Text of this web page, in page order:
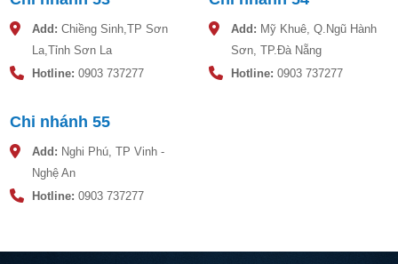
Add: Chiềng Sinh,TP Sơn
La,Tỉnh Sơn La
Hotline: 0903 737277
Add: Mỹ Khuê, Q.Ngũ Hành
Sơn, TP.Đà Nẵng
Hotline: 0903 737277
Chi nhánh 55
Add: Nghi Phú, TP Vinh -
Nghệ An
Hotline: 0903 737277